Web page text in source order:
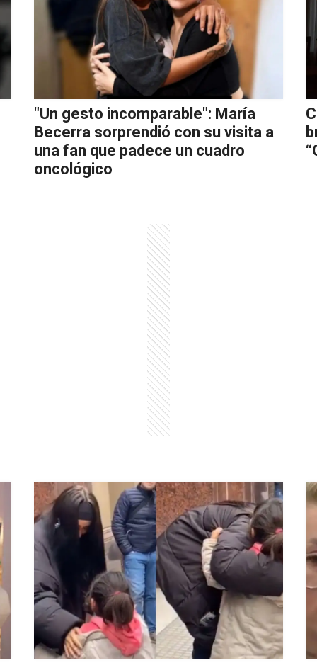
"Un gesto incomparable": María
Becerra sorprendió con su visita a
una fan que padece un cuadro
oncológico